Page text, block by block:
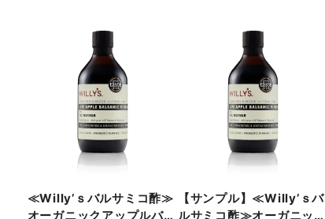
≪Willy’ｓバルサミコ酢≫
オーガニックアップルバル
【サンプル】≪Willy’ｓバ
ルサミコ酢≫オーガニック